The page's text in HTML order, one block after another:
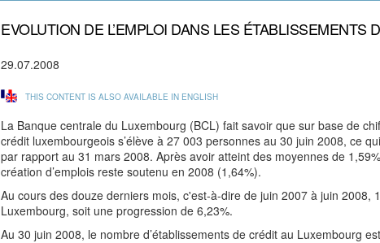
EVOLUTION DE L’EMPLOI DANS LES ÉTABLISSEMENTS
29.07.2008
THIS CONTENT IS ALSO AVAILABLE IN ENGLISH
La Banque centrale du Luxembourg (BCL) fait savoir que sur base de
crédit luxembourgeois s’élève à 27 003 personnes au 30 juin 2008, ce
par rapport au 31 mars 2008. Après avoir atteint des moyennes de
création d’emplois reste soutenu en 2008 (1,64%).
Au cours des douze derniers mois, c'est-à-dire de juin 2007 à juin
Luxembourg, soit une progression de 6,23%.
Au 30 juin 2008, le nombre d’établissements de crédit au Luxembourg